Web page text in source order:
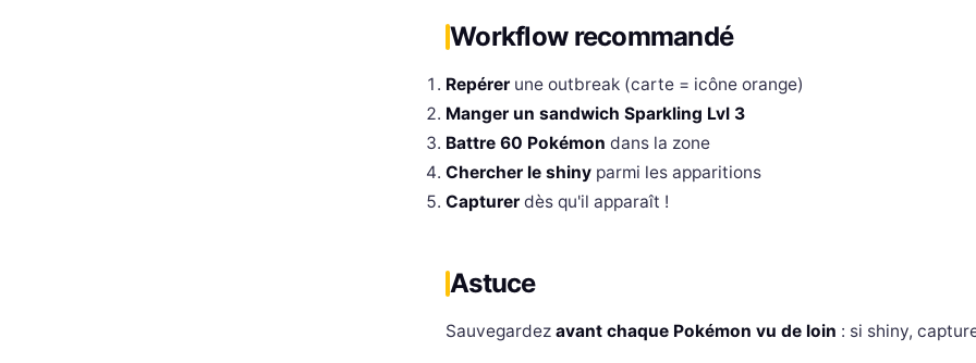
Workflow recommandé
Repérer une outbreak (carte = icône orange)
Manger un sandwich Sparkling Lvl 3
Battre 60 Pokémon dans la zone
Chercher le shiny parmi les apparitions
Capturer dès qu'il apparaît !
Astuce
Sauvegardez avant chaque Pokémon vu de loin : si shiny,